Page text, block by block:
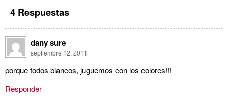
4 Respuestas
dany sure
septiembre 12, 2011
porque todos blancos, juguemos con los colores!!!
Responder